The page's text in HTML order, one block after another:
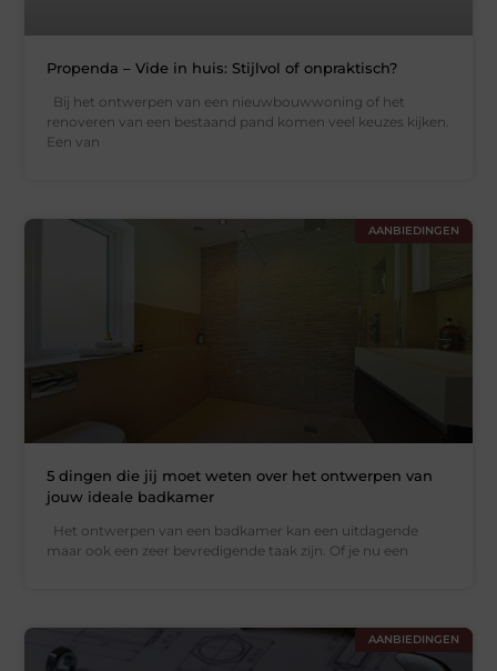
Propenda – Vide in huis: Stijlvol of onpraktisch?
Bij het ontwerpen van een nieuwbouwwoning of het
renoveren van een bestaand pand komen veel keuzes kijken.
Een van
AANBIEDINGEN
5 dingen die jij moet weten over het ontwerpen van
jouw ideale badkamer
Het ontwerpen van een badkamer kan een uitdagende
maar ook een zeer bevredigende taak zijn. Of je nu een
AANBIEDINGEN